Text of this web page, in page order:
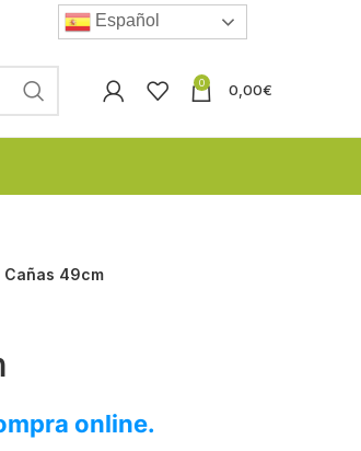
Español
0 0,00€
Cañas 49cm
online.